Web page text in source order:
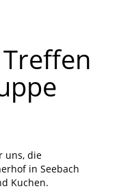
uns, die
in Seebach
Kuchen.